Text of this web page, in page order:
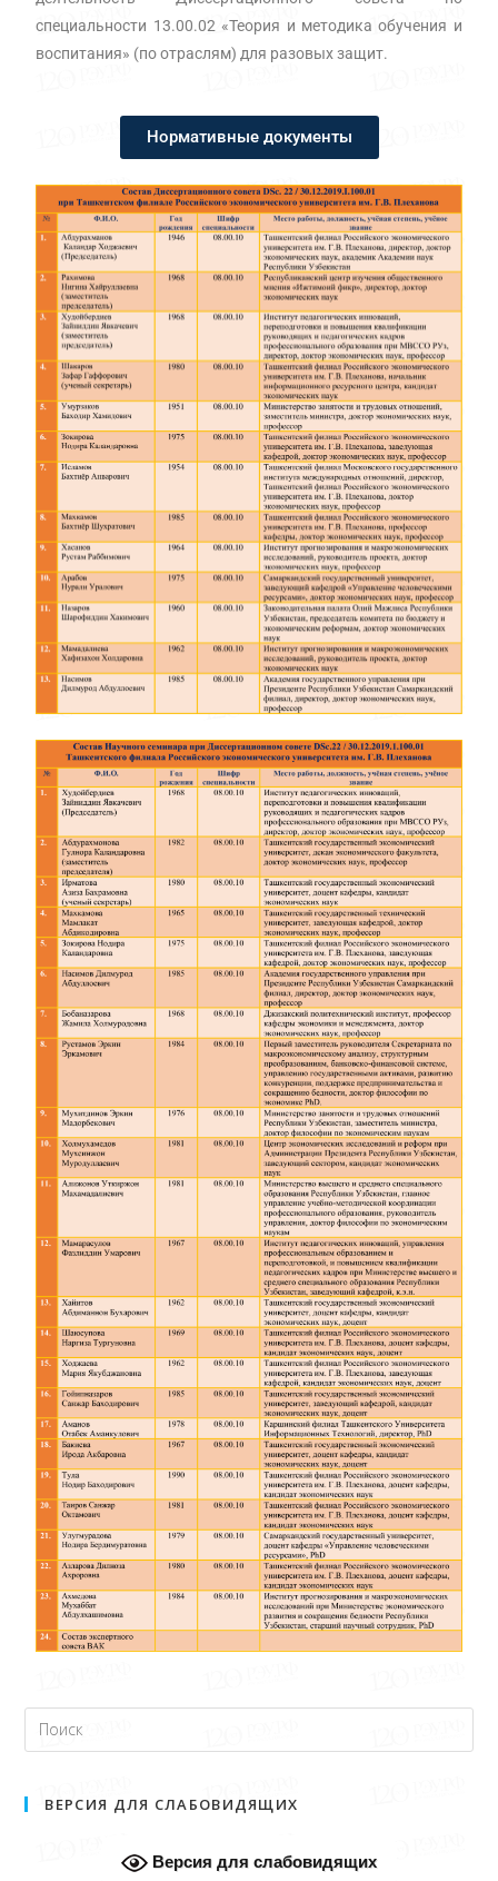
специальности 13.00.02 «Теория и методика обучения и
воспитания» (по отраслям) для разовых защит.
Нормативные документы
ВЕРСИЯ ДЛЯ СЛАБОВИДЯЩИХ
Версия для слабовидящих